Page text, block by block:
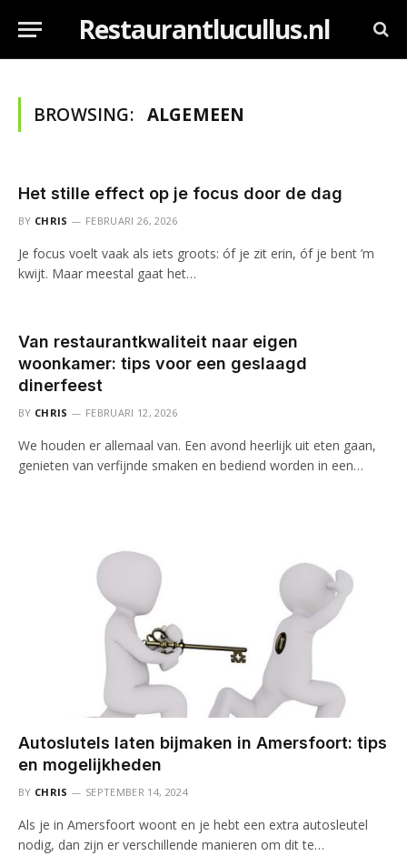
Restaurantlucullus.nl
BROWSING: ALGEMEEN
Het stille effect op je focus door de dag
BY CHRIS FEBRUARI 26, 2026
Je focus voelt vaak als iets groots: óf je zit erin, óf je bent ’m
kwijt. Maar meestal gaat het…
Van restaurantkwaliteit naar eigen
woonkamer: tips voor een geslaagd
dinerfeest
BY CHRIS FEBRUARI 12, 2026
We houden er allemaal van. Een avond heerlijk uit eten gaan,
genieten van verfijnde smaken en bediend worden in een…
Autoslutels laten bijmaken in Amersfoort: tips
en mogelijkheden
BY CHRIS SEPTEMBER 14, 2024
Als je in Amersfoort woont en je hebt een extra autosleutel
nodig, dan zijn er verschillende manieren om dit te…